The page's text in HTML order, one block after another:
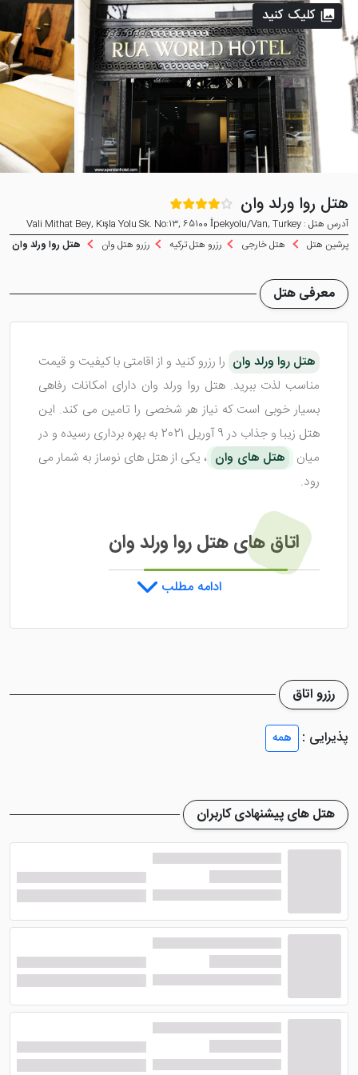
هتل روا ورلد وان
آدرس هتل : Vali Mithat Bey, Kışla Yolu Sk. No:13, 65100 İpekyolu/Van, Turkey
پرشین هتل
هتل خارجی رزرو هتل ترکیه رزرو هتل وان هتل روا ورلد وان
کلیک کنید
معرفی هتل
هتل روا ورلد وان را رزرو کنید و از اقامتی با کیفیت و قیمت
مناسب لذت ببرید. هتل روا ورلد وان دارای امکانات رفاهی
بسیار خوبی است که نیاز هر شخصی را تامین می کند. این
هتل زیبا و جذاب در 9 آوریل 2021 به بهره برداری رسیده و در
میان
هتل های وان ، یکی از هتل های نوساز به شمار می
رود.
اتاق های هتل روا ورلد وان
یک سری اتاق زیبا و جذاب دارد که از
باشند. تنوع سوئیت های هتل شامل 1 تخته، 2 تخته، 3
از امکاناتی که در داخل اتاق های
مطبوع، سیستم سرمایشی و گرمایشی، یخچال همراه مینی
بار، دمپایی، حمام اختصاصی با ملزومات بهداشتی، تلفن،
آباژور و ... اشاره کرد. در تمامی اتاق ها امکانات درست کردن
چای و قهوه همراه با دستگاه چای ساز وجود دارد. چشم انداز
اتاق های هتل نیز از تراس رو به شهر می باشد.
امکانات هتل روا ورلد وان
مطمئناً هتل 4 ستاره روا ورلد وان از نظر امکانات رفاهی فوق
العاده بوده و نیاز میهمانان را به خوبی برطرف می کند. در
ذیل مطلب با اصلی ترین امکانات این هتل 4 ستاره در شهر
ادامه مطلب
رزرو اتاق
پذیرایی :
همه
هتل های پیشنهادی کاربران